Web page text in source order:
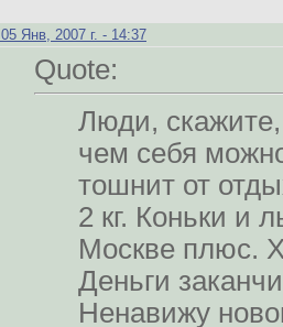
05 Янв, 2007 г. - 14:37
Quote:
Люди,
чем себя
тошнит от
2 кг. Коньки и
Москве плюс.
Деньги
Ненавижу